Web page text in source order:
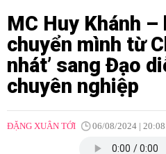
MC Huy Khánh
chuyển mình từ
nhát’ sang Đạo
chuyên nghiệp
ĐẶNG XUÂN TỚI 06/08/2024 | 20:08